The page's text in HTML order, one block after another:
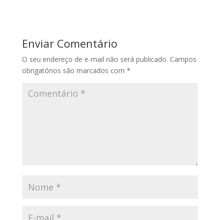
Enviar Comentário
O seu endereço de e-mail não será publicado. Campos
obrigatórios são marcados com *